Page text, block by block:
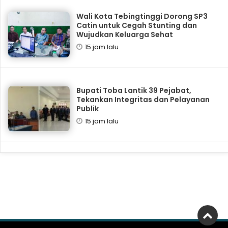
Wali Kota Tebingtinggi Dorong SP3
Catin untuk Cegah Stunting dan
Wujudkan Keluarga Sehat
15 jam lalu
Bupati Toba Lantik 39 Pejabat,
Tekankan Integritas dan Pelayanan
Publik
15 jam lalu